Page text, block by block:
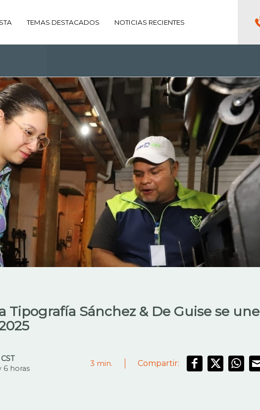
TEMAS DESTACADOS NOTICIAS RECIENTES
Tipografía Sánchez & De Guise se une
6 horas
3 min. Compartir: